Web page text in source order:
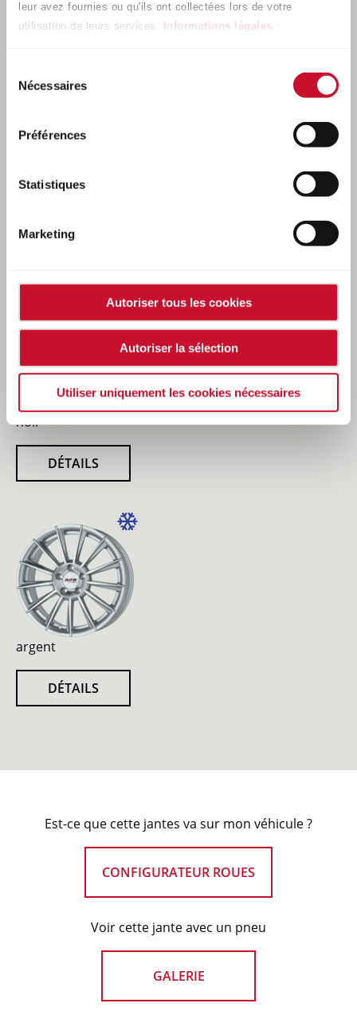
leur avez fournies ou qu'ils ont collectées lors de votre
utilisation de leurs services.
Informations légales
Nécessaires
Préférences
Statistiques
Marketing
Autoriser tous les cookies
Autoriser la sélection
Utiliser uniquement les cookies nécessaires
Diamètre
noir
DÉTAILS
argent
DÉTAILS
Est-ce que cette jantes va sur mon véhicule ?
CONFIGURATEUR ROUES
Voir cette jante avec un pneu
GALERIE